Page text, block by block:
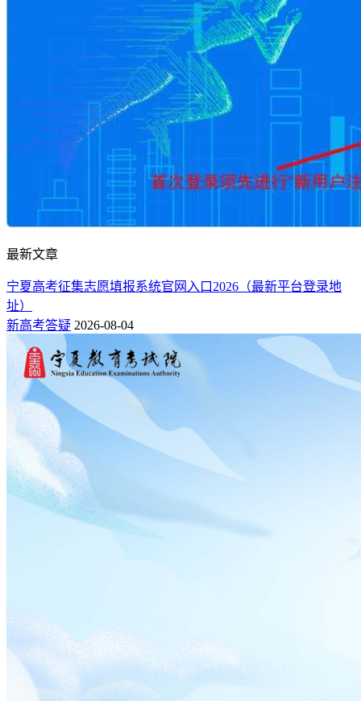
最新文章
宁夏高考征集志愿填报系统官网入口2026（最新平台登录地
址）
新高考答疑 2026-08-04